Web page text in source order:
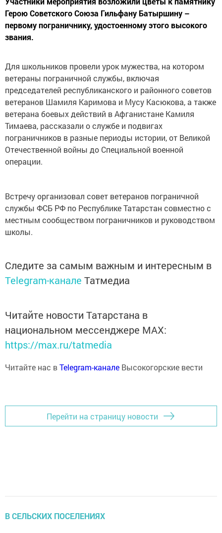
Герою Советского Союза Гильфану Батыршину –
первому пограничнику, удостоенному этого высокого
звания.
Для школьников провели урок мужества, на котором
ветераны пограничной службы, включая
председателей республиканского и районного советов
ветеранов Шамиля Каримова и Мусу Касюкова, а также
ветерана боевых действий в Афганистане Камиля
Тимаева, рассказали о службе и подвигах
пограничников в разные периоды истории, от Великой
Отечественной войны до Специальной военной
операции.
Встречу организовал совет ветеранов пограничной
службы ФСБ РФ по Республике Татарстан совместно с
местным сообществом пограничников и руководством
школы.
Следите за самым важным и интересным в
Telegram-канале Татмедиа
Читайте новости Татарстана в
национальном мессенджере MАХ:
https://max.ru/tatmedia
Читайте нас вTelegram-канале Высокогорские вести
Перейти на страницу новости
В СЕЛЬСКИХ ПОСЕЛЕНИЯХ